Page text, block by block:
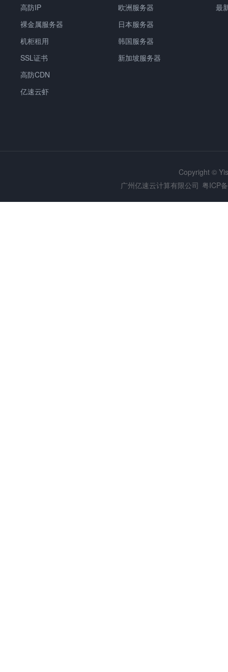
高防IP
裸金属服务器
机柜租用
SSL证书
高防CDN
亿速云虾
欧洲服务器
日本服务器
韩国服务器
新加坡服务器
最
Copyright ©
广州亿速云计算有限公司 粤ICP